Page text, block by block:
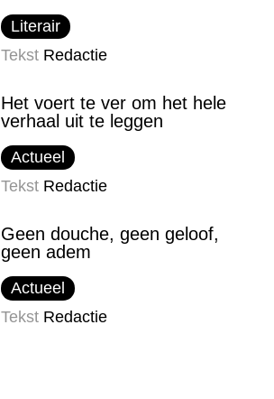
Literair
Tekst Redactie
Het voert te ver om het hele
verhaal uit te leggen
Actueel
Tekst Redactie
Geen douche, geen geloof,
geen adem
Actueel
Tekst Redactie